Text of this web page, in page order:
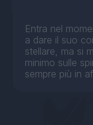
Entra nel
a dare il suo
stellare, ma si
minimo sulle
sempre più in